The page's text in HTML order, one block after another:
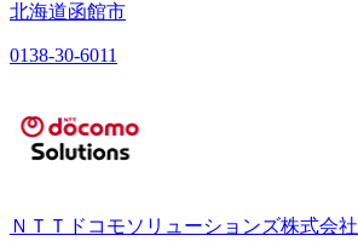
北海道函館市
0138-30-6011
ＮＴＴドコモソリューションズ株式会社